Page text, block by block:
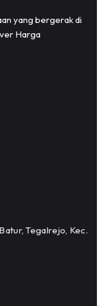
yang bergerak di
Harga
Tegalrejo, Kec.